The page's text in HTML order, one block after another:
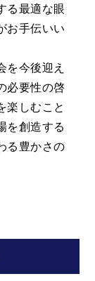
る最適な眼
お手伝いい
を今後迎え
必要性の啓
楽しむこと
を創造する
る豊かさの